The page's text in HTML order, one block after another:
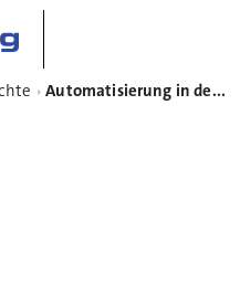
Automatisierung in der Komponentenfertigung steigert Qualität